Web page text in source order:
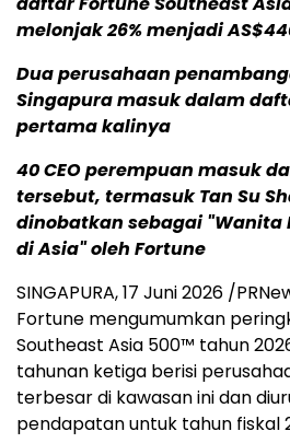
melonjak 26% menjadi
Dua perusahaan
Singapura masuk dalam
pertama kalinya
40 CEO perempuan masuk
tersebut, termasuk Tan Su
dinobatkan sebagai "Wanita
di Asia" oleh Fortune
SINGAPURA,17 Juni 2026 /
Fortune mengumumkan
Southeast Asia 500™ tahun
tahunan ketiga berisi
terbesar di kawasan ini dan
pendapatan untuk tahun fiskal